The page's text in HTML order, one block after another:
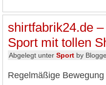
shirtfabrik24.de
Sport mit tollen
Abgelegt unter Sport by
Regelmäßige Bewegung